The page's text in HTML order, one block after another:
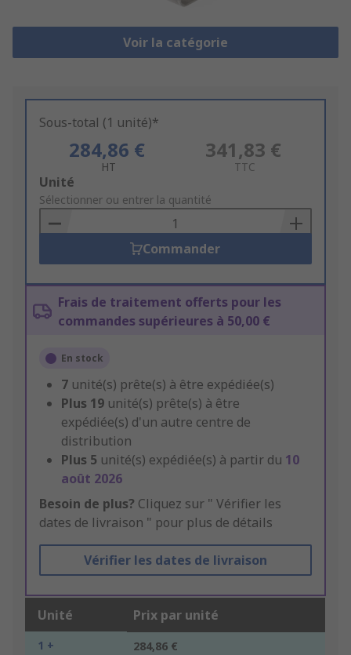
Voir la catégorie
Sous-total (1 unité)*
284,86 €
HT
341,83 €
TTC
Add
to
Basket
Unité
Sélectionner ou entrer la quantité
Commander
Frais de traitement offerts pour les
commandes supérieures à 50,00 €
En stock
7 unité(s) prête(s) à être expédiée(s)
Plus 19 unité(s) prête(s) à être
expédiée(s) d'un autre centre de
distribution
Plus 5 unité(s) expédiée(s) à partir du 10
août 2026
Besoin de plus? Cliquez sur " Vérifier les
dates de livraison " pour plus de détails
Vérifier les dates de livraison
Unité Prix par unité
1 + 284,86 €